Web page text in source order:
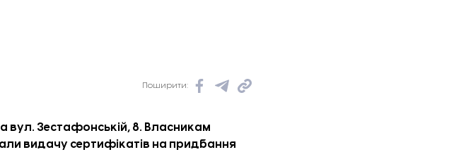
Поширити:
вул. Зестафонській, 8. Власникам
видачу сертифікатів на придбання